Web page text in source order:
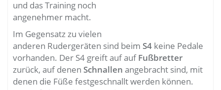
und das Training noch
angenehmer macht.
Im Gegensatz zu vielen
anderen Rudergeräten sind beim S4 keine Pedale
vorhanden. Der S4 greift auf aufFußbretter
zurück, auf denen Schnallen angebracht sind, mit
denen die Füße festgeschnallt werden können.